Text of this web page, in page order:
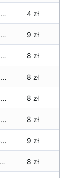
35,765 zł 4 zł
35,710 zł 9 zł
35,710 zł 8 zł
35,655 zł 8 zł
35,555 zł 8 zł
35,500 zł 8 zł
35,425 zł 9 zł
35,180 zł 8 zł